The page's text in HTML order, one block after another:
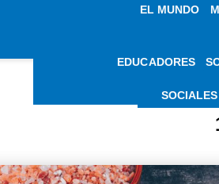
EL MUNDO
EDUCADORES
SOCIALES